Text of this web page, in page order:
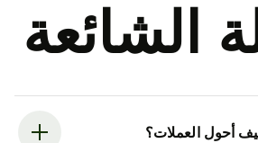
الشائعة
أحول العملات؟